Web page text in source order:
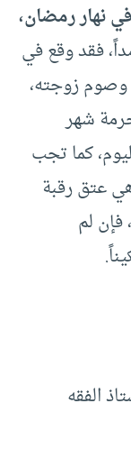
نهار رمضان،
فقد وقع في
وصوم زوجته،
شهر
كما تجب
عتق رقبة
لم
الفقه